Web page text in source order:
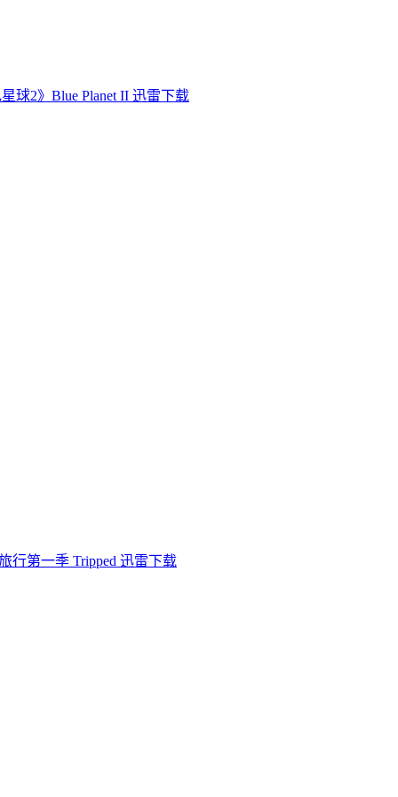
球2》Blue Planet II 迅雷下载
行第一季 Tripped 迅雷下载